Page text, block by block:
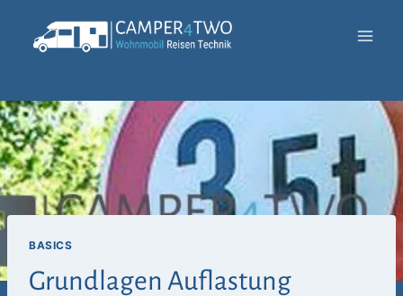
Inhalt
BASICS
Grundlagen Auflastung